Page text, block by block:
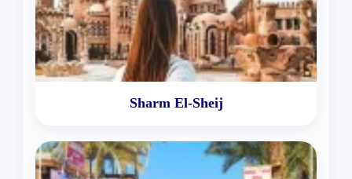
Sharm El-Sheij